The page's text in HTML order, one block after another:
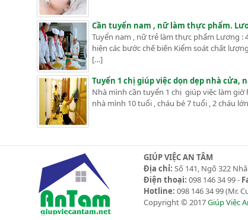
Cần tuyển nam , nữ làm thực phẩm.
Tuyển nam , nữ trẻ làm thực phẩm Lương :
hiện các bước chế biến Kiểm soát chất
[…]
Tuyển 1 chị giúp việc dọn dẹp nhà
Nhà mình cần tuyển 1 chị giúp việc làm giờ
nhà mình 10 tuổi , cháu bé 7 tuổi , 2 cháu
GIÚP VIỆC AN TÂM
Địa chỉ: Số 141, Ngõ 322
Điện thoại: 098 146 34 99 -
Hotline: 098 146 34 99(Mr.
Copyright © 2017Giúp Việc